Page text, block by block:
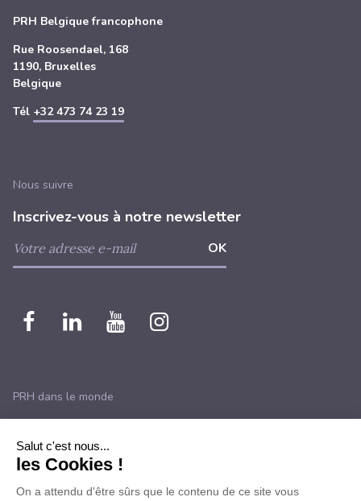
PRH Belgique francophone
Rue Roosendael, 168
1190, Bruxelles
Belgique
Tél +32 473 74 23 19
Nous suivre
Inscrivez-vous à notre newsletter
Nous
sur
Facebook
Nous
sur
Linkedin
Nous
sur
Youtube
Nous
instagram
PRH dans le monde